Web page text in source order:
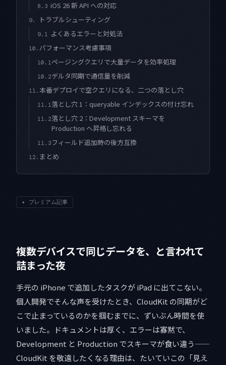
8.3 iOS 26 新 API への対応
9. トラブルシューティング
9.1 よくあるエラーと対処法
10. パフォーマンス考慮事項
10.1ページングクエリで大量データを効率処理
10.2デルタ同期で通信量を削減
11. 本番デプロイで空クエリになる、二つの落とし穴
11.1落とし穴 1：queryable インデックスの付け忘れ
11.2落とし穴 2：Development スキーマを
Production へ昇格し忘れる
11.3 フィールド追加時の後方互換
12. まとめ
✦ プレミアム記事
複数デバイスで同じデータを、と言われて
詰まった夜
手元の iPhone で追加したタスクが iPad に出てこない。
個人開発でそんな声を受けたとき、CloudKit の同期がど
こで止まっているのかを掴むまでに、ずいぶん時間を使
いました。ドキュメントは厚く、エラーは寡黙で、
Development と Production でスキーマが食い違う——
CloudKit を敬遠したくなる理由は、たいていこの「見え